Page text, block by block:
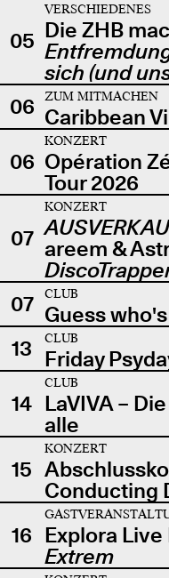
05
VERSCHIEDENES
Die ZHB
sich (und
06
ZUM MITMACHEN
Caribbean
06
KONZERT
Opération
Tour 2026
07
KONZERT
areem &
07
CLUB
Guess
13
CLUB
Friday
14
CLUB
LaVIVA –
alle
15
KONZERT
Conducting
16 Explora
Extrem